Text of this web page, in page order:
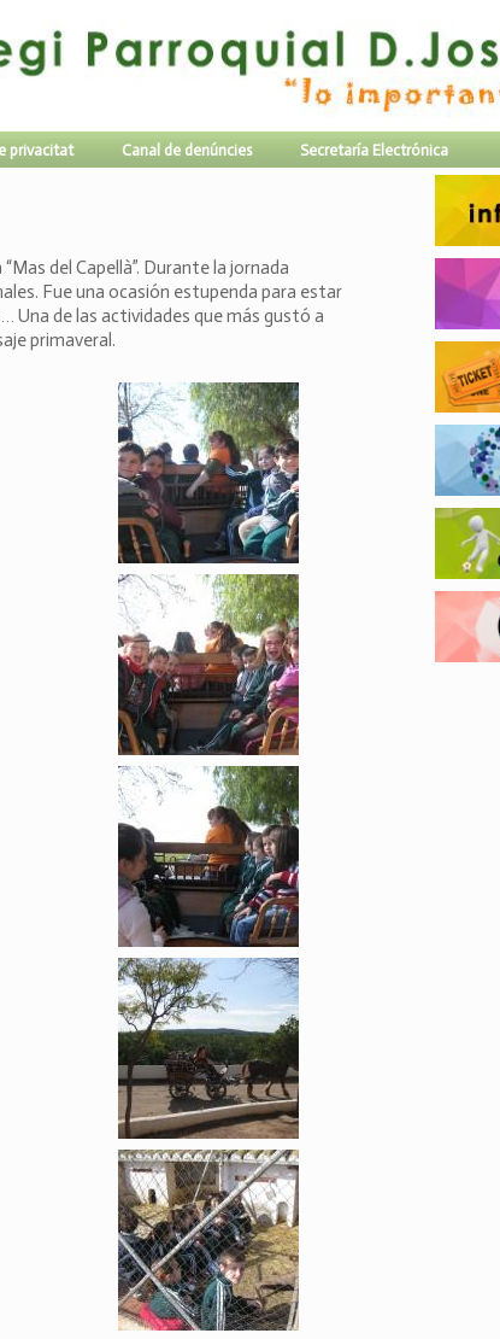
privacitat Canal de denúncies Secretaría Electrónica
del Capellà”. Durante la jornada
Fue una ocasión estupenda para estar
Una de las actividades que más gustó a
primaveral.